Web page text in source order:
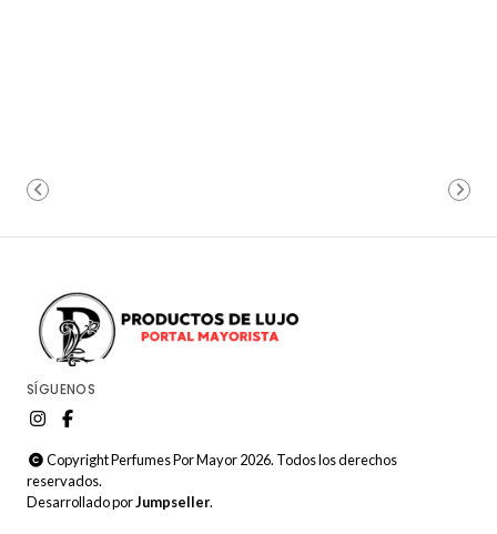
SÍGUENOS
Copyright Perfumes Por Mayor 2026. Todos los derechos
reservados.
Desarrollado porJumpseller.